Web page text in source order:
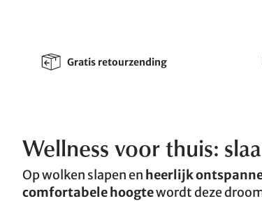
Gratis retourzending
Wellness voor thuis:
Op wolken slapen en heerlijk
comfortabele hoogtewordt deze